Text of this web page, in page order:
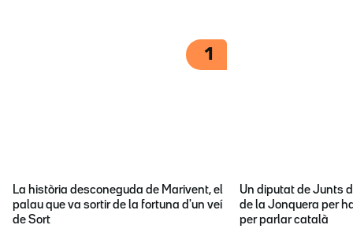
1
La història desconeguda de Marivent, el
palau que va sortir de la fortuna d'un veí
de Sort
Un diputat de Junts
de la Jonquera per
per parlar català